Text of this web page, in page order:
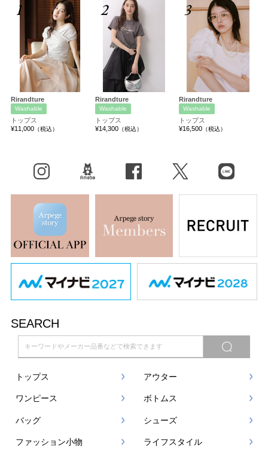
1
Rirandture
Washable
トップス
¥11,000（税込）
2
Rirandture
Washable
トップス
¥14,300（税込）
3
Rirandture
Washable
トップス
¥16,500 （税込）
X（旧Twitter） LINE
SEARCH
トップス アウター
ワンピース ボトムス
バッグ シューズ
ファッション小物 ライフスタイル